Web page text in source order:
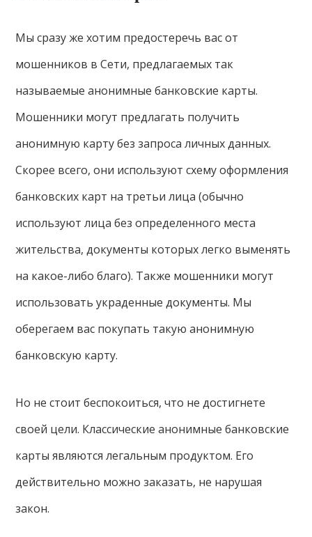
Мы сразу же хотим предостеречь вас от
мошенников в Сети, предлагаемых так
называемые анонимные банковские карты.
Мошенники могут предлагать получить
анонимную карту без запроса личных данных.
Скорее всего, они используют схему оформления
банковских карт на третьи лица (обычно
используют лица без определенного места
жительства, документы которых легко выменять
на какое-либо благо). Также мошенники могут
использовать украденные документы. Мы
оберегаем вас покупать такую анонимную
банковскую карту.
Но не стоит беспокоиться, что не достигнете
своей цели. Классические анонимные банковские
карты являются легальным продуктом. Его
действительно можно заказать, не нарушая
закон.